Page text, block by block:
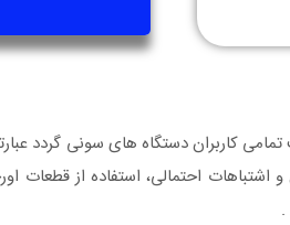
کاربران دستگاه های سونی گردد
احتمالی، استفاده از قطعات
.